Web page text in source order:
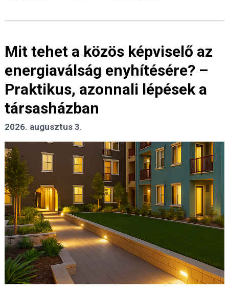
Mit tehet a közös képviselő az
energiaválság enyhítésére? –
Praktikus, azonnali lépések a
társasházban
2026. augusztus 3.